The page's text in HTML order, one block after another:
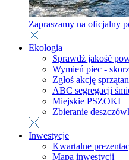
Zapraszamy na oficjalny
Ekologia
Sprawdź jakość
Wymień piec -
Zgłoś akcję
ABC segregacji
Miejskie PSZOKI
Zbieranie
Inwestycje
Kwartalne
Mapa inwestycji